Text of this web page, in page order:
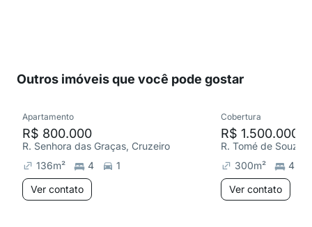
Outros imóveis que você pode gostar
Apartamento
R$ 800.000
R. Senhora das Graças, Cruzeiro
136m² 4
1
Ver contato
Cobertura
R$ 1.500.000
R. Tomé de Souza,
300m²
4
Ver contato